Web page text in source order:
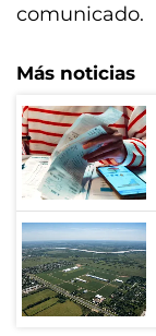
comunicado.
Más noticias